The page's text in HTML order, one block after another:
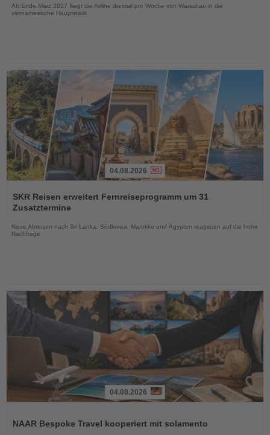
Ab Ende März 2027 fliegt die Airline dreimal pro Woche von Warschau in die
vietnamesische Hauptstadt
Sie
die
04.08.2026
SKR Reisen erweitert Fernreiseprogramm um 31
Zusatztermine
Neue Abreisen nach Sri Lanka, Südkorea, Marokko und Ägypten reagieren auf die hohe
Nachfrage
die
04.08.2026
NAAR Bespoke Travel kooperiert mit solamento